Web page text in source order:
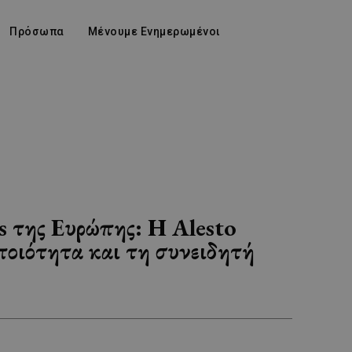
Πρόσωπα Μένουμε Ενημερωμένοι
της Ευρώπης: Η Alesto
και τη συνειδητή